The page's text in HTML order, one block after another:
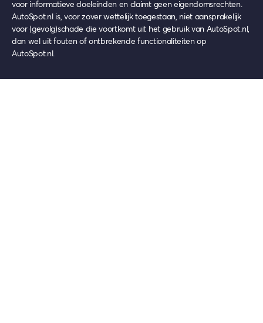
voor informatieve doeleinden en claimt geen eigendomsrechten.
AutoSpot.nl is, voor zover wettelijk toegestaan, niet aansprakelijk
voor (gevolg)schade die voortkomt uit het gebruik van AutoSpot.nl,
dan wel uit fouten of ontbrekende functionaliteiten op
AutoSpot.nl.